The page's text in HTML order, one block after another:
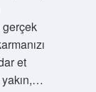
gerçek
et
yakın,…